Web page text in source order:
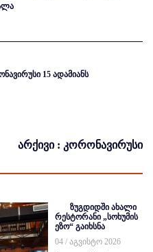
15 ადამიანს
არქივი : კორონავირუსი
ზუგდიდში ახალი
რესტორანი „სოხუმის
ეზო“ გაიხსნა
04 / აგვისტო 2026